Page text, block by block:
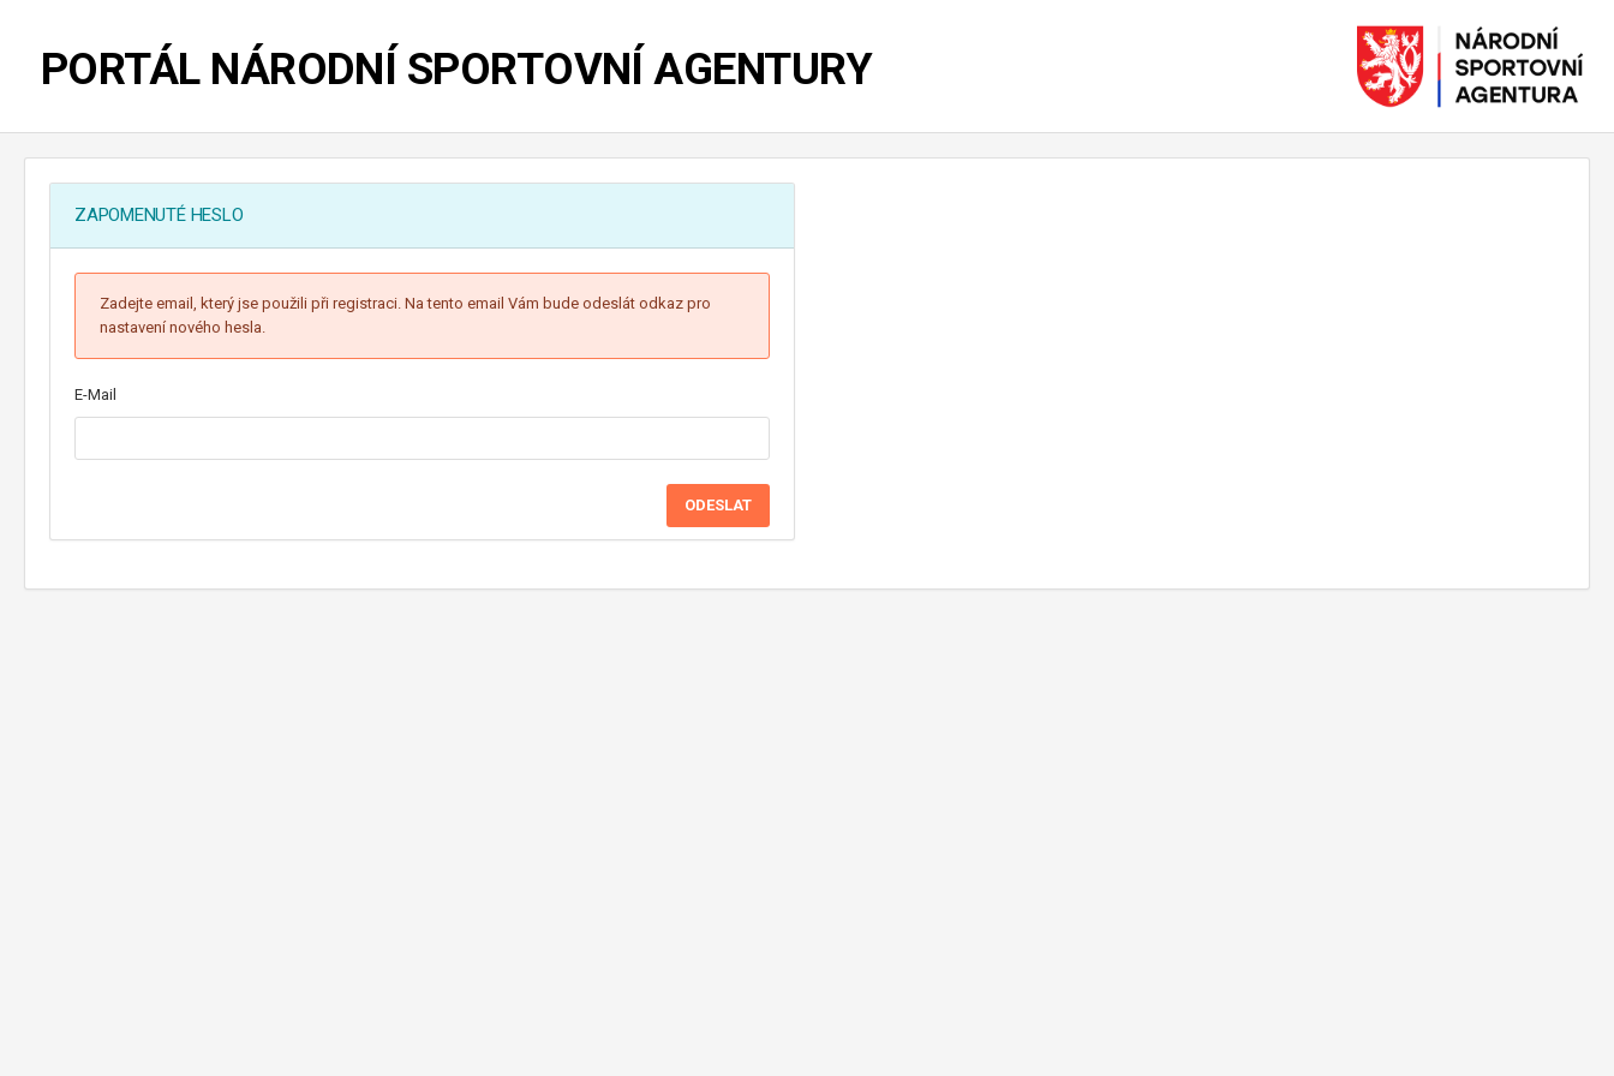
PORTÁL NÁRODNÍ SPORTOVNÍ AGENTURY
ZAPOMENUTÉ HESLO
Zadejte email, který jse použili při registraci. Na tento email Vám bude odeslát odkaz pro
nastavení nového hesla.
E-Mail
ODESLAT